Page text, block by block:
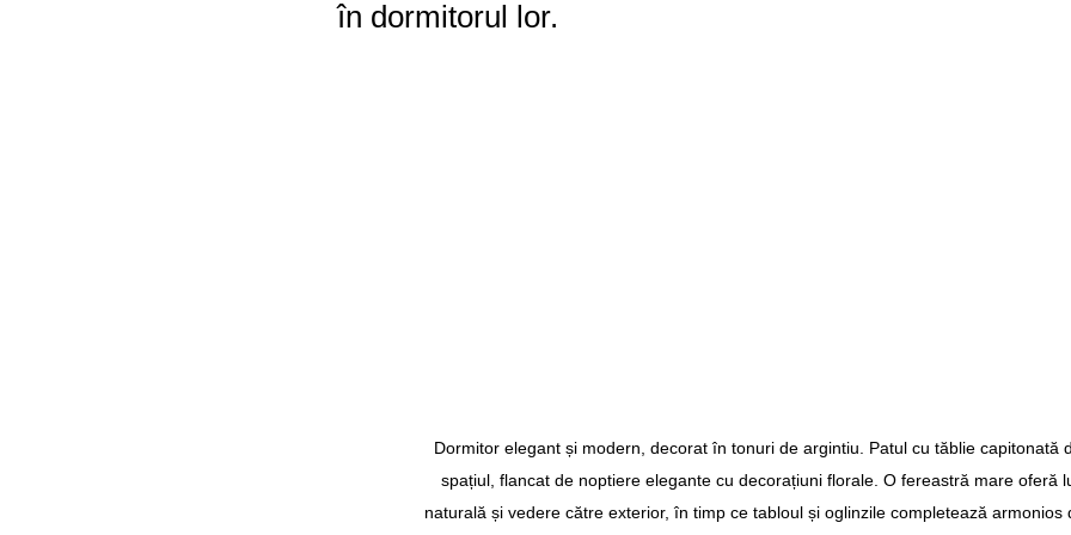
în dormitorul lor.
Dormitor elegant și modern, decorat în tonuri de argintiu. Patul cu tăblie capitonată
spațiul, flancat de noptiere elegante cu decorațiuni florale. O fereastră mare oferă
naturală și vedere către exterior, în timp ce tabloul și oglinzile completează armonios